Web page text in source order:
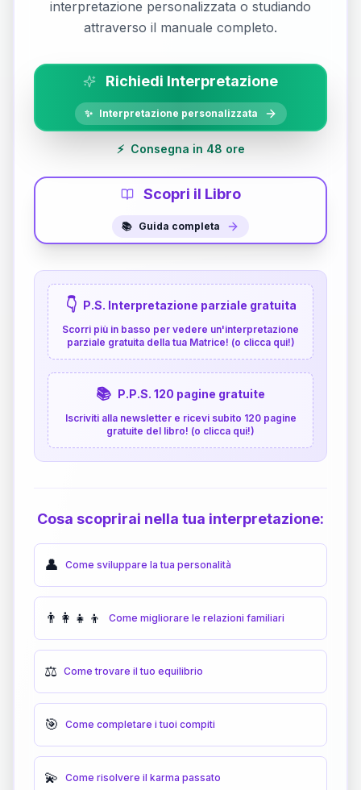
interpretazione personalizzata o studiando
attraverso il manuale completo.
Richiedi Interpretazione
✨ Interpretazione personalizzata
⚡ Consegna in 48 ore
Scopri il Libro
📚 Guida completa
👇 P.S. Interpretazione parziale gratuita
Scorri più in basso per vedere un'interpretazione
parziale gratuita della tua Matrice! (o clicca qui!)
📚 P.P.S. 120 pagine gratuite
Iscriviti alla newsletter e ricevi subito 120 pagine
gratuite del libro! (o clicca qui!)
Cosa scoprirai nella tua interpretazione:
👤 Come sviluppare la tua personalità
👨‍👩‍👧‍👦 Come migliorare le relazioni familiari
⚖️ Come trovare il tuo equilibrio
🎯 Come completare i tuoi compiti
💫 Come risolvere il karma passato